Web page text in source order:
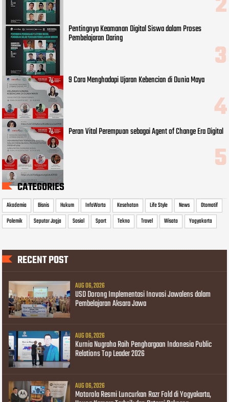
Pentingnya Keamanan Digital Siswa dalam Proses
Pembelajaran Daring
9 Cara Menghadapi Ujaran Kebencian di Dunia Maya
Peran Vital Perempuan sebagai Agent of Change Era Digital
CATEGORIES
Akademia Bisnis Hukum InfoWarta Kesehatan Life Style News
Otomotif
Polemik
Seputar Jogja Sosial Sport Tekno Travel Wisata Yogyakarta
RECENT POST
AUG 06, 2026
USD Dorong Implementasi Inovasi Jawalens dalam
Pembelajaran Aksara Jawa
AUG 06, 2026
Kurnia Nugraha Raih Penghargaan Indonesia Public
Relations Top Leader 2026
AUG 06, 2026
Motorola Resmi Luncurkan Razr Fold di Yogyakarta,